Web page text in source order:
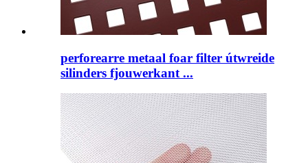
perforearre metaal foar filter útwreide
silinders fjouwerkant ...